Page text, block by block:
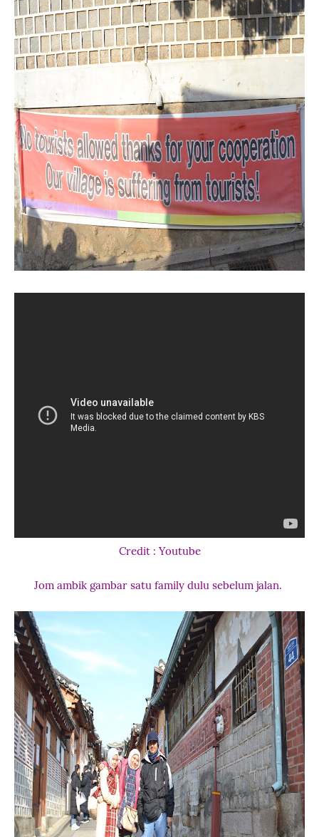
Credit : Youtube
Jom ambik gambar satu family dulu sebelum jalan.